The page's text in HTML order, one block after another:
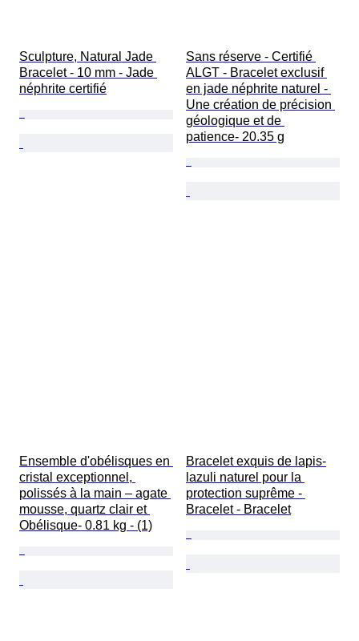
Sculpture, Natural Jade
Bracelet - 10 mm - Jade
néphrite certifié
Sans réserve - Certifié
ALGT - Bracelet exclusif
en jade néphrite naturel -
Une création de précision
géologique et de
patience- 20.35 g
Ensemble d'obélisques en
cristal exceptionnel,
polissés à la main – agate
mousse, quartz clair et
Obélisque- 0.81 kg - (1)
Bracelet exquis de lapis-
lazuli naturel pour la
protection suprême -
Bracelet - Bracelet